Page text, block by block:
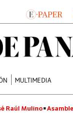
MULTIMEDIA
Raúl Mulino